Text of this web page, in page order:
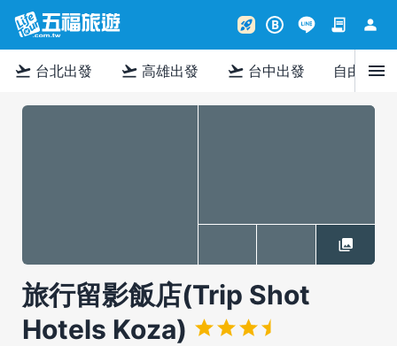
rocket_launch B contract person
flight_takeoff 台北出發 flight_takeoff 高雄出發 flight_takeoff 台中出發 自由行menu
旅行留影飯店(Trip Shot
Hotels Koza)